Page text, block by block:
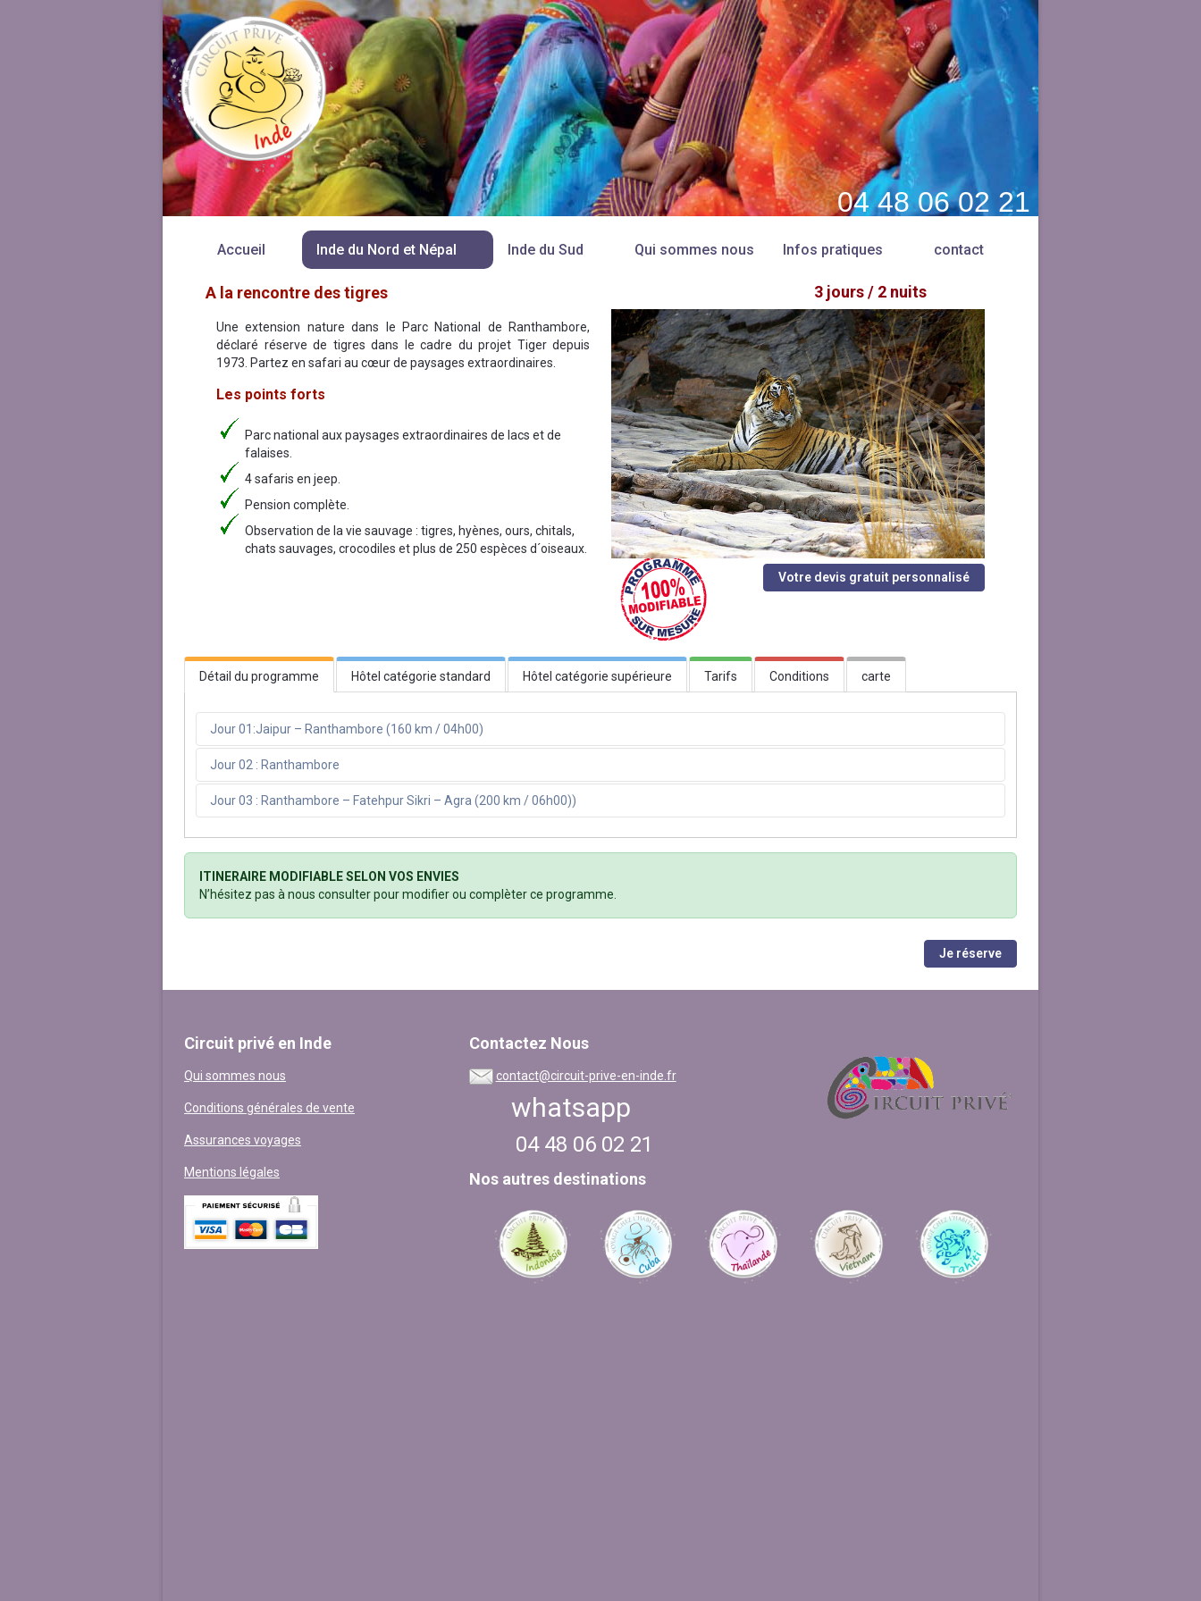
04 48 06 02 21
Accueil Inde du Nord et Népal Inde du Sud Qui sommes nous Infos pratiques contact
A la rencontre des tigres 3 jours / 2 nuits
Une extension nature dans le Parc National de Ranthambore,
déclaré réserve de tigres dans le cadre du projet Tiger depuis
1973. Partez en safari au cœur de paysages extraordinaires.
Les points forts
Parc national aux paysages extraordinaires de lacs et de
falaises.
4 safaris en jeep.
Pension complète.
Observation de la vie sauvage : tigres, hyènes, ours, chitals,
chats sauvages, crocodiles et plus de 250 espèces d´oiseaux.
Votre devis gratuit personnalisé
Détail du programme Hôtel catégorie standard Hôtel catégorie supérieure Tarifs Conditions carte
Jour 01:Jaipur – Ranthambore (160 km / 04h00)
Jour 02 : Ranthambore
Jour 03 : Ranthambore – Fatehpur Sikri – Agra (200 km / 06h00))
ITINERAIRE MODIFIABLE SELON VOS ENVIES
N’hésitez pas à nous consulter pour modifier ou complèter ce programme.
Je réserve
Circuit privé en Inde
Qui sommes nous
Conditions générales de vente
Assurances voyages
Mentions légales
Contactez Nous
contact@circuit-prive-en-inde.fr
whatsapp
04 48 06 02 21
Nos autres destinations